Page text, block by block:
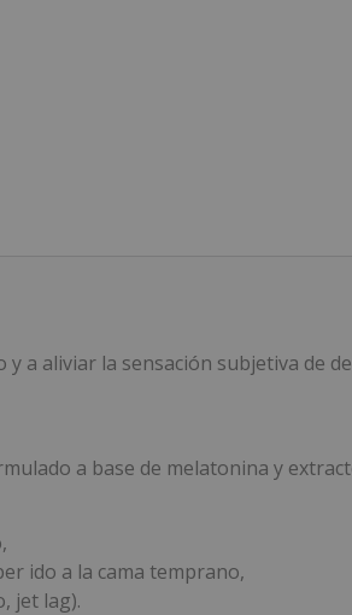
a aliviar la sensación subjetiva de
a base de melatonina y
ido a la cama temprano,
jet lag).